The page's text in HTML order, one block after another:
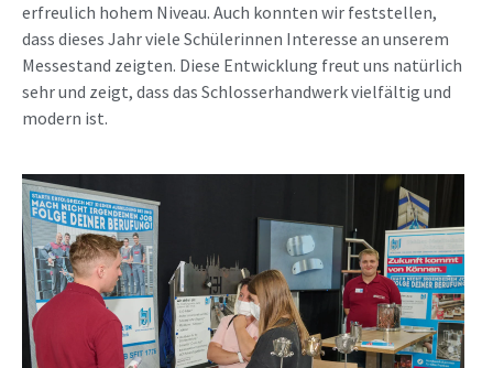
erfreulich hohem Niveau. Auch konnten wir feststellen,
dass dieses Jahr viele Schülerinnen Interesse an unserem
Messestand zeigten. Diese Entwicklung freut uns natürlich
sehr und zeigt, dass das Schlosserhandwerk vielfältig und
modern ist.